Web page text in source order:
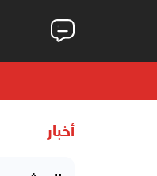
أخبار